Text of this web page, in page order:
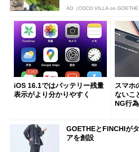
AD（COCO VILLA on GOETHE
iOS 16.1ではバッテリー残量
表示がより分かりやすく
スマホ
ないこ
NG行
GOETHEとFINCHIが
アを創設